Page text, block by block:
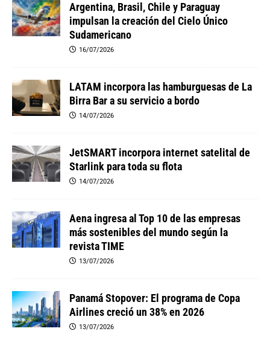
Argentina, Brasil, Chile y Paraguay
impulsan la creación del Cielo Único
Sudamericano
16/07/2026
LATAM incorpora las hamburguesas de La
Birra Bar a su servicio a bordo
14/07/2026
JetSMART incorpora internet satelital de
Starlink para toda su flota
14/07/2026
Aena ingresa al Top 10 de las empresas
más sostenibles del mundo según la
revista TIME
13/07/2026
Panamá Stopover: El programa de Copa
Airlines creció un 38% en 2026
13/07/2026